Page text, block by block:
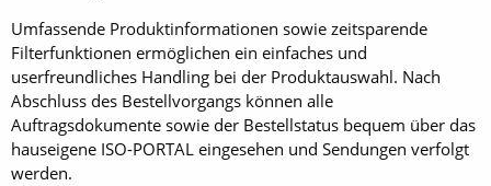
Umfassende Produktinformationen sowie zeitsparende
Filterfunktionen ermöglichen ein einfaches und
userfreundliches Handling bei der Produktauswahl. Nach
Abschluss des Bestellvorgangs können alle
Auftragsdokumente sowie der Bestellstatus bequem über das
hauseigene ISO-PORTAL eingesehen und Sendungen verfolgt
werden.